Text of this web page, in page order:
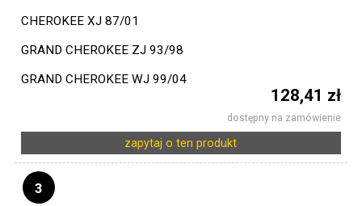
CHEROKEE XJ 87/01
GRAND CHEROKEE ZJ 93/98
GRAND CHEROKEE WJ 99/04
128,41 zł
dostępny na zamówienie
zapytaj o ten produkt
3